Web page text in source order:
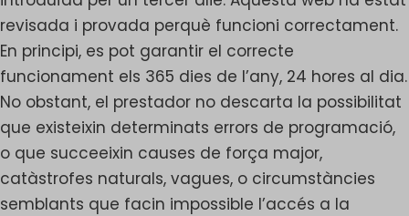
revisada i provada perquè funcioni correctament.
En principi, es pot garantir el correcte
funcionament els 365 dies de l’any, 24 hores al dia.
No obstant, el prestador no descarta la possibilitat
que existeixin determinats errors de programació,
o que succeeixin causes de força major,
catàstrofes naturals, vagues, o circumstàncies
semblants que facin impossible l’accés a la